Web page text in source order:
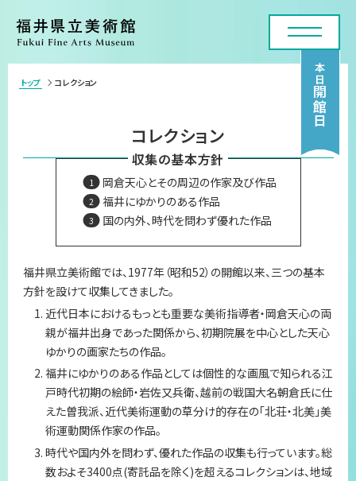
本日
開館日
展覧会
年間スケジュール
各種申請・実技講座
コレクション
美術館について
お問い合わせフォーム
プライバシーポリシー
サイトマップ
トップ コレクション
コレクション
収集の基本方針
岡倉天心とその周辺の作家及び作品
福井にゆかりのある作品
国の内外、時代を問わず優れた作品
福井県立美術館では、1977年（昭和52）の開館以来、三つの基本
方針を設けて収集してきました。
近代日本におけるもっとも重要な美術指導者・岡倉天心の両
親が福井出身であった関係から、初期院展を中心とした天心
ゆかりの画家たちの作品。
福井にゆかりのある作品としては個性的な画風で知られる江
戸時代初期の絵師・岩佐又兵衛、越前の戦国大名朝倉氏に仕
えた曽我派、近代美術運動の草分け的存在の「北荘・北美」美
術運動関係作家の作品。
時代や国内外を問わず、優れた作品の収集も行っています。総
数およそ3400点(寄託品を除く)を超えるコレクションは、地域